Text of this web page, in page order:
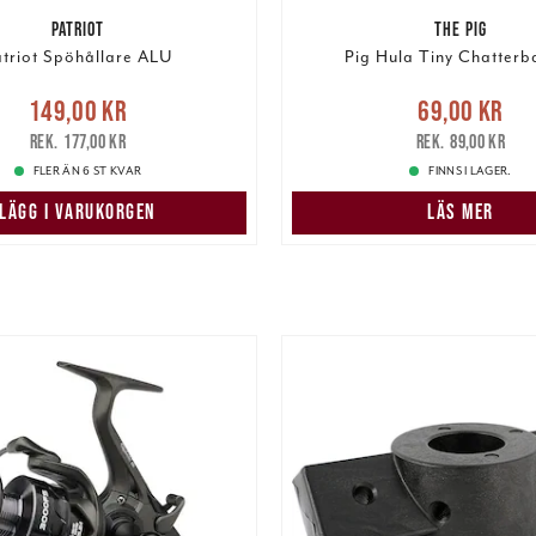
PATRIOT
Spöhållare ALU
pris
Tidigare pris
149,00 kr
177,00 kr
FLER ÄN 6 ST KVAR
LÄGG I VARUKORGEN
THE PIG
Pig Hula Tiny
Nuvarande pris:69,00
pris:89,00 kr
69,00 kr
89,00 kr
FINNS I LAGER.
LÄS MER